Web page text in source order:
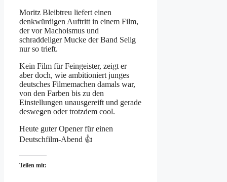
Moritz Bleibtreu liefert einen
denkwürdigen Auftritt in einem Film,
der vor Machoismus und
schraddeliger Mucke der Band Selig
nur so trieft.
Kein Film für Feingeister, zeigt er
aber doch, wie ambitioniert junges
deutsches Filmemachen damals war,
von den Farben bis zu den
Einstellungen unausgereift und gerade
deswegen oder trotzdem cool.
Heute guter Opener für einen
Deutschfilm-Abend 👍
Teilen mit: